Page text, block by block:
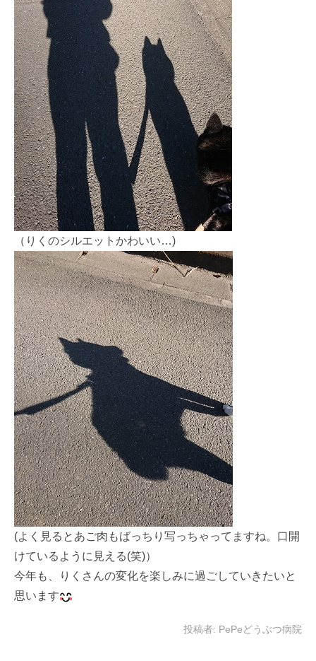
（りくのシルエットかわいい…)
(よく見るとあご肉もばっちり写っちゃってますね。口開
けているように見える(笑)）
今年も、りくさんの変化を楽しみに過ごしていきたいと
思います
投稿者: PePeどうぶつ病院